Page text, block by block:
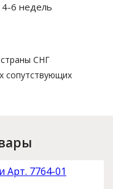
4-6 недель
СНГ
сопутствующих